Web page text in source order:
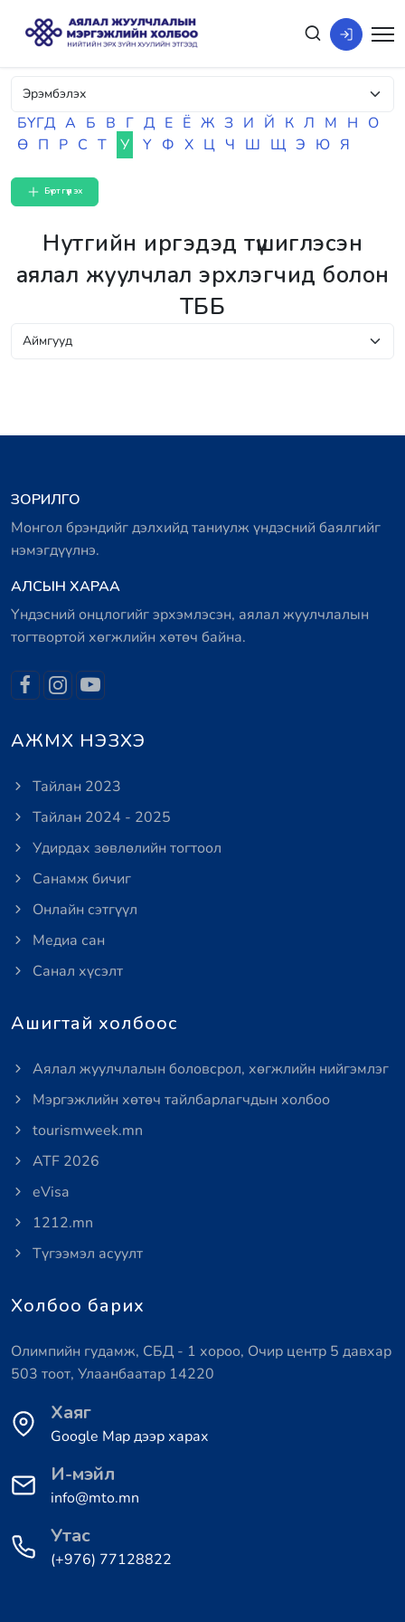
БҮГД А Б В Г Д Е Ё Ж З И Й К Л М Н О
Ө П Р С Т У Ү Ф Х Ц Ч Ш Щ Э Ю Я
Бүртгүүлэх
Нутгийн иргэдэд түшиглэсэн
аялал жуулчлал эрхлэгчид болон
ТББ
ЗОРИЛГО
Монгол брэндийг дэлхийд таниулж үндэсний баялгийг
нэмэгдүүлнэ.
АЛСЫН ХАРАА
Үндэсний онцлогийг эрхэмлэсэн, аялал жуулчлалын
тогтвортой хөгжлийн хөтөч байна.
АЖМХ НЭЗХЭ
Тайлан 2023
Тайлан 2024 - 2025
Удирдах зөвлөлийн тогтоол
Санамж бичиг
Онлайн сэтгүүл
Медиа сан
Санал хүсэлт
Ашигтай холбоос
Аялал жуулчлалын боловсрол, хөгжлийн нийгэмлэг
Мэргэжлийн хөтөч тайлбарлагчдын холбоо
tourismweek.mn
ATF 2026
eVisa
1212.mn
Түгээмэл асуулт
Холбоо барих
Олимпийн гудамж, СБД - 1 хороо, Очир центр 5 давхар
503 тоот, Улаанбаатар 14220
Хаяг
Google Map дээр харах
И-мэйл
info@mto.mn
Утас
(+976) 77128822